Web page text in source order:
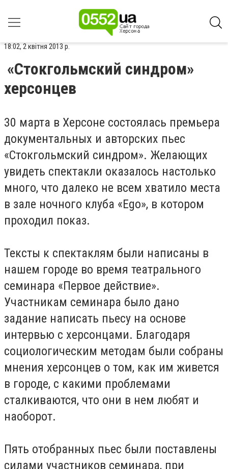
18:02, 2 квітня 2013 р.
«Стокгольмский синдром»
херсонцев
30 марта в Херсоне состоялась премьера
документальных и авторских пьес
«Стокгольмский синдром». Желающих
увидеть спектакли оказалось настолько
много, что далеко не всем хватило места
в зале ночного клуба «Ego», в котором
проходил показ.
Тексты к спектаклям были написаны в
нашем городе во время театрального
семинара «Первое действие».
Участникам семинара было дано
задание написать пьесу на основе
интервью с херсонцами. Благодаря
социологическим методам были собраны
мнения херсонцев о том, как им живется
в городе, с какими проблемами
сталкиваются, что они в нем любят и
наоборот.
Пять отобранных пьес были поставлены
силами участников семинара, при